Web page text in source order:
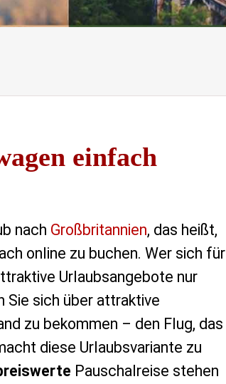
einfach
nach Großbritannien, das heißt,
online zu buchen. Wer sich für
Urlaubsangebote nur
Sie sich über attraktive
zu bekommen – den Flug, das
diese Urlaubsvariante zu
Pauschalreise stehen